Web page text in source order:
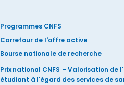
Programmes CNFS
Carrefour de l'offre active
Bourse nationale de recherche
Prix national CNFS - Valorisation de
étudiant à l'égard des services de